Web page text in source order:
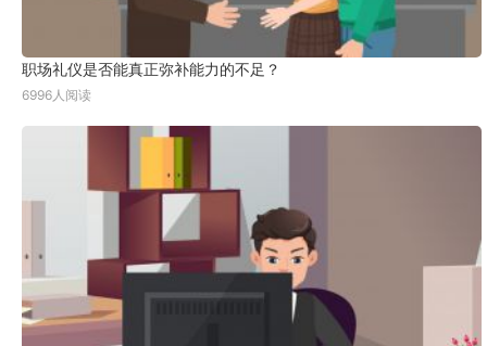
职场礼仪是否能真正弥补能力的不足？
6996人阅读